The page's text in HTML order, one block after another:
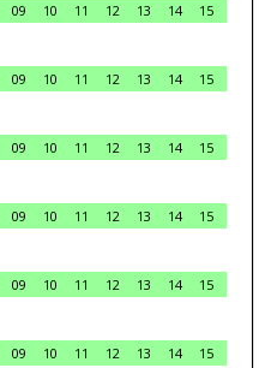
09 10 11 12 13 14
15
09 10 11 12 13 14
15
09 10 11 12 13 14
15
09 10 11 12 13 14
15
09 10 11 12 13 14
15
09 10 11 12 13 14
15